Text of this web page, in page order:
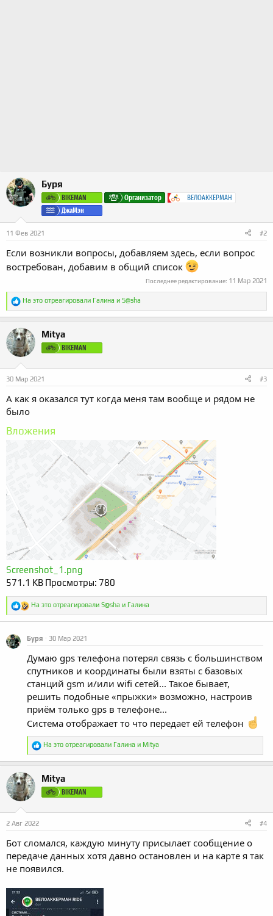
Буря
BIKEMAN Организатор
ВЕЛОАККЕРМАН
ДжаМэн
11 Фев 2021 #2
Если возникли вопросы, добавляем здесь, если вопрос
востребован, добавим в общий список
Последнее редактирование: 11 Мар 2021
Р
а
к
ц
и
и
:
На это отреагировали Галина и S@sha
Mitya
BIKEMAN
30 Мар 2021 #3
А как я оказался тут когда меня там вообще и рядом не
было
Вложения
Screenshot_1.png
571.1 KB Просмотры: 780
Р
а
ц
и
:
На это отреагировали S@sha и Галина
Буря 30 Мар 2021
Думаю gps телефона потерял связь с большинством
спутников и координаты были взяты с базовых
станций gsm и/или wifi сетей... Такое бывает,
решить подобные «прыжки» возможно, настроив
приём только gps в телефоне...
Система отображает то что передает ей телефон
Р
а
ц
и
На это отреагировали Галина и Mitya
Mitya
BIKEMAN
2 Авг 2022 #4
Бот сломался, каждую минуту присылает сообщение о
передаче данных хотя давно остановлен и на карте я так
не появился.